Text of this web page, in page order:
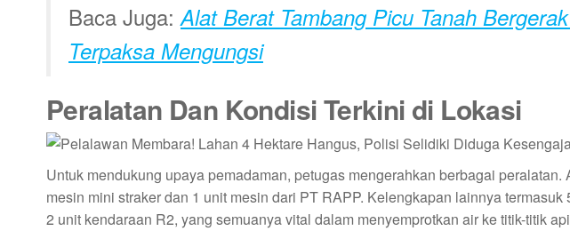
Baca Juga:Alat Berat Tambang Picu Tanah
Terpaksa Mengungsi
Peralatan Dan Kondisi Terkini di Lokasi
Untuk mendukung upaya pemadaman, petugas mengerahkan berbagai
mesin mini straker dan 1 unit mesin dari PT RAPP. Kelengkapan lainnya
2 unit kendaraan R2, yang semuanya vital dalam menyemprotkan air ke titik-titik